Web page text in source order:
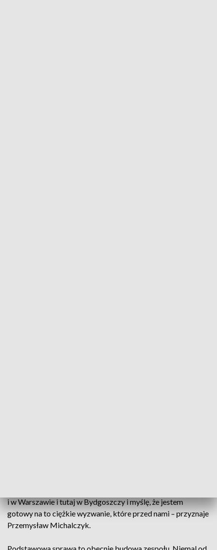
i w Warszawie i tutaj w Bydgoszczy i myślę, że jestem
gotowy na to ciężkie wyzwanie, które przed nami – przyznaje
Przemysław Michalczyk.